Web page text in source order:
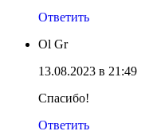
Ответить
Ol Gr
13.08.2023 в 21:49
Спасибо!
Ответить